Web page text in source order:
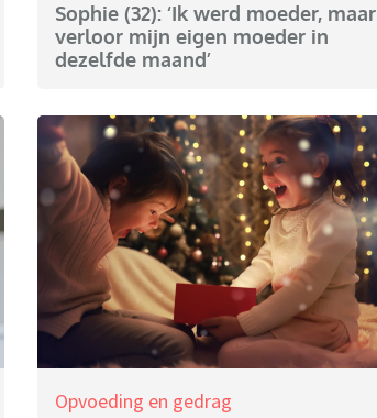
Sophie (32): ‘Ik werd moeder, maar
verloor mijn eigen moeder in
dezelfde maand’
Opvoeding en gedrag